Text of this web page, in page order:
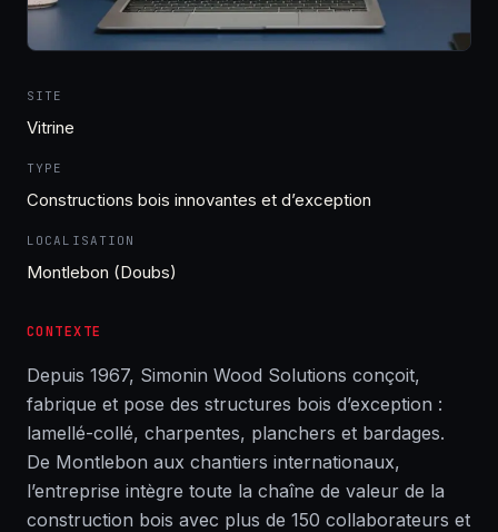
SITE
Vitrine
TYPE
Constructions bois innovantes et d’exception
LOCALISATION
Montlebon (Doubs)
CONTEXTE
Depuis 1967, Simonin Wood Solutions conçoit,
fabrique et pose des structures bois d’exception :
lamellé-collé, charpentes, planchers et bardages.
De Montlebon aux chantiers internationaux,
l’entreprise intègre toute la chaîne de valeur de la
construction bois avec plus de 150 collaborateurs et